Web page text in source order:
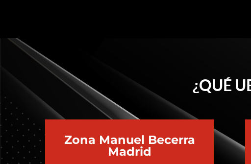
¿QUÉ
Zona Manuel Becerra
Madrid